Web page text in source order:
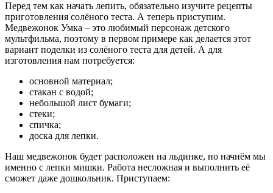
Перед тем как начать лепить, обязательно изучите рецепты
приготовления солёного теста. А теперь приступим.
Медвежонок Умка – это любимый персонаж детского
мультфильма, поэтому в первом примере как делается этот
вариант поделки из солёного теста для детей. А для
изготовления нам потребуется:
основной материал;
стакан с водой;
небольшой лист бумаги;
стеки;
спичка;
доска для лепки.
Наш медвежонок будет расположен на льдинке, но начнём мы
именно с лепки мишки. Работа несложная и выполнить её
сможет даже дошкольник. Приступаем: